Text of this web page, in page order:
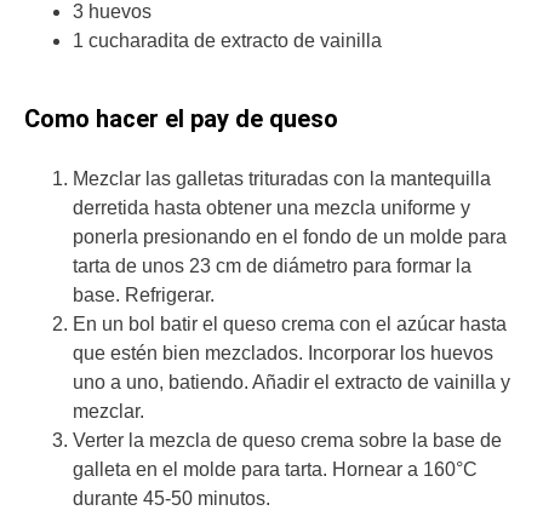
3 huevos
1 cucharadita de extracto de vainilla
Como hacer el pay de queso
Mezclar las galletas trituradas con la mantequilla
derretida hasta obtener una mezcla uniforme y
ponerla presionando en el fondo de un molde para
tarta de unos 23 cm de diámetro para formar la
base. Refrigerar.
En un bol batir el queso crema con el azúcar hasta
que estén bien mezclados. Incorporar los huevos
uno a uno, batiendo. Añadir el extracto de vainilla y
mezclar.
Verter la mezcla de queso crema sobre la base de
galleta en el molde para tarta. Hornear a 160°C
durante 45-50 minutos.